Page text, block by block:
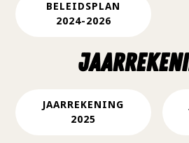
BELEIDSPLAN
2024-2026
JAARREKENING
2025